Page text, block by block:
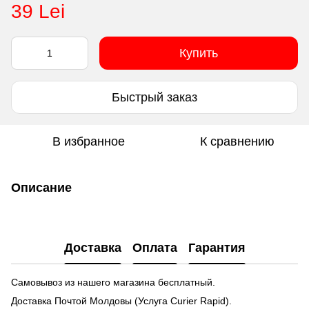
39 Lei
Купить
Быстрый заказ
В избранное К сравнению
Описание
Доставка Оплата Гарантия
Самовывоз из нашего магазина бесплатный.
Доставка Почтой Молдовы (Услуга Curier Rapid).